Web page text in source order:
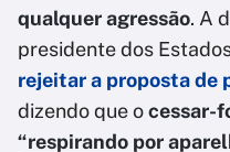
qualquer agressão. A
presidente dos
rejeitar a proposta de
dizendo que ocessar-
“respirando por